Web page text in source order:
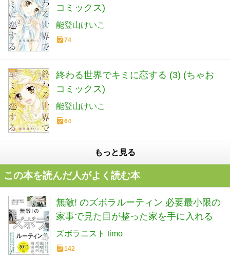
コミックス)
能登山けいこ
74
終わる世界でキミに恋する (3) (ちゃお
コミックス)
能登山けいこ
64
もっと見る
この本を読んだ人がよく読む本
無敵! のズボラルーティン 必要最小限の
家事で見た目が整った家を手に入れる
ズボラニスト timo
142